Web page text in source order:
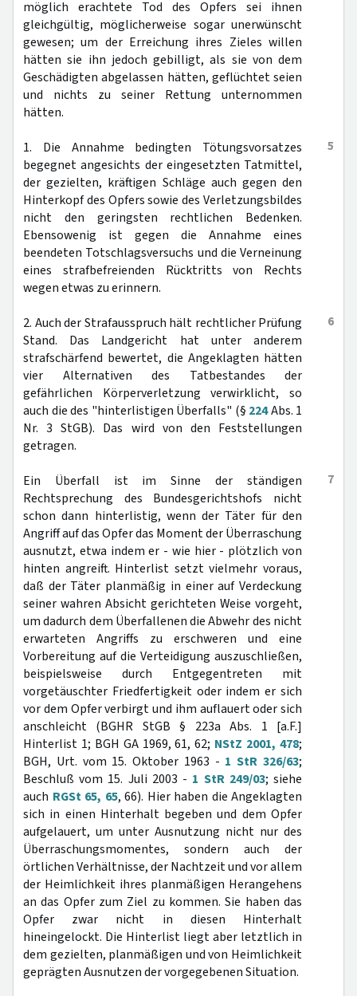
möglich erachtete Tod des Opfers sei ihnen
gleichgültig, möglicherweise sogar unerwünscht
gewesen; um der Erreichung ihres Zieles willen
hätten sie ihn jedoch gebilligt, als sie von dem
Geschädigten abgelassen hätten, geflüchtet seien
und nichts zu seiner Rettung unternommen
hätten.
5
1. Die Annahme bedingten Tötungsvorsatzes
begegnet angesichts der eingesetzten Tatmittel,
der gezielten, kräftigen Schläge auch gegen den
Hinterkopf des Opfers sowie des Verletzungsbildes
nicht den geringsten rechtlichen Bedenken.
Ebensowenig ist gegen die Annahme eines
beendeten Totschlagsversuchs und die Verneinung
eines strafbefreienden Rücktritts von Rechts
wegen etwas zu erinnern.
6
2. Auch der Strafausspruch hält rechtlicher Prüfung
Stand. Das Landgericht hat unter anderem
strafschärfend bewertet, die Angeklagten hätten
vier Alternativen des Tatbestandes der
gefährlichen Körperverletzung verwirklicht, so
auch die des "hinterlistigen Überfalls" (§ 224Abs. 1
Nr. 3 StGB). Das wird von den Feststellungen
getragen.
7
Ein Überfall ist im Sinne der ständigen
Rechtsprechung des Bundesgerichtshofs nicht
schon dann hinterlistig, wenn der Täter für den
Angriff auf das Opfer das Moment der Überraschung
ausnutzt, etwa indem er - wie hier - plötzlich von
hinten angreift. Hinterlist setzt vielmehr voraus,
daß der Täter planmäßig in einer auf Verdeckung
seiner wahren Absicht gerichteten Weise vorgeht,
um dadurch dem Überfallenen die Abwehr des nicht
erwarteten Angriffs zu erschweren und eine
Vorbereitung auf die Verteidigung auszuschließen,
beispielsweise durch Entgegentreten mit
vorgetäuschter Friedfertigkeit oder indem er sich
vor dem Opfer verbirgt und ihm auflauert oder sich
anschleicht (BGHR StGB § 223a Abs. 1 [a.F.]
Hinterlist 1; BGH GA 1969, 61, 62; NStZ 2001, 478;
BGH, Urt. vom 15. Oktober 1963 - 1 StR 326/63;
Beschluß vom 15. Juli 2003 - 1 StR 249/03; siehe
auch RGSt 65, 65, 66). Hier haben die Angeklagten
sich in einen Hinterhalt begeben und dem Opfer
aufgelauert, um unter Ausnutzung nicht nur des
Überraschungsmomentes, sondern auch der
örtlichen Verhältnisse, der Nachtzeit und vor allem
der Heimlichkeit ihres planmäßigen Herangehens
an das Opfer zum Ziel zu kommen. Sie haben das
Opfer zwar nicht in diesen Hinterhalt
hineingelockt. Die Hinterlist liegt aber letztlich in
dem gezielten, planmäßigen und von Heimlichkeit
geprägten Ausnutzen der vorgegebenen Situation.